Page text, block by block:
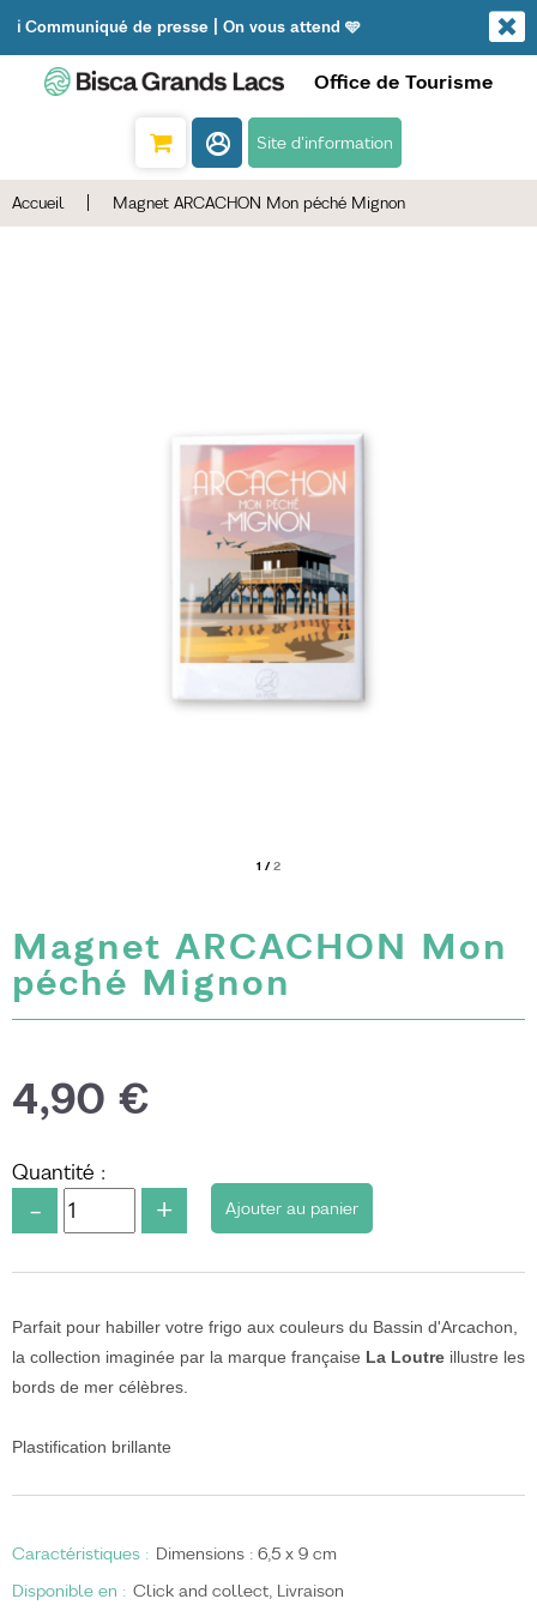
ℹ️ Communiqué de presse | On vous attend 🩵
Office de Tourisme
Site d'information
Accueil Magnet ARCACHON Mon péché Mignon
1 / 2
Magnet ARCACHON Mon
péché Mignon
4,90 €
Quantité :
- +
Parfait pour habiller votre frigo aux couleurs du Bassin d'Arcachon,
la collection imaginée par la marque française La Loutre illustre les
bords de mer célèbres.
Plastification brillante
Caractéristiques : Dimensions : 6,5 x 9 cm
Disponible en : Click and collect Livraison